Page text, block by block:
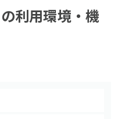
の利用環境・機